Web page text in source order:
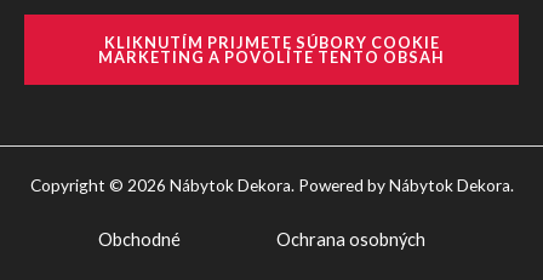
KLIKNUTÍM PRIJMETE SÚBORY COOKIE
MARKETING A POVOLÍTE TENTO OBSAH
Copyright © 2026 Nábytok Dekora. Powered by Nábytok Dekora.
Obchodné Ochrana osobných